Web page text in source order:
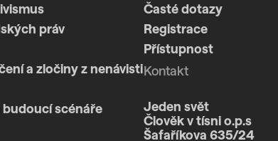
práv
a zločiny z nenávisti
budoucí scénáře
Časté dotazy
Registrace
Přístupnost
Kontakt
Jeden svět
Člověk v tísni o.p.s
Šafaříkova 635/24